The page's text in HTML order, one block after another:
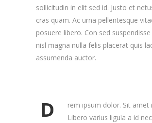
sollicitudin in elit sed id. Justo et
cras quam. Ac urna pellentesque
posuere libero. Con sed
nisl magna nulla felis placerat quis
assumenda auctor.
D
rem ipsum dolor. Sit amet
Libero varius ligula a id